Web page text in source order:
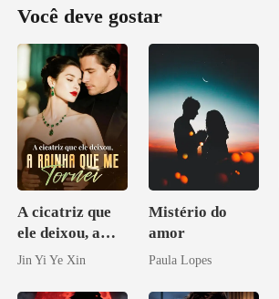
Você deve gostar
A cicatriz que
ele deixou, a
rainha que me
Jin Yi Ye Xin
Mistério do
amor
Paula Lopes